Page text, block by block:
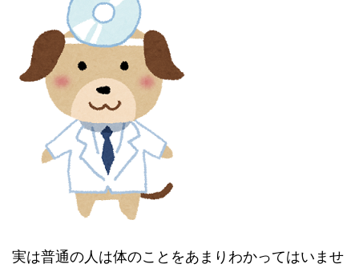
実は普通の人は体のことをあまりわかってはいませ